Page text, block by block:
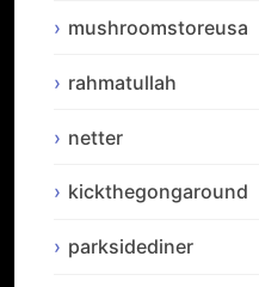
mushroomstoreusa
rahmatullah
netter
kickthegongaround
parksidediner